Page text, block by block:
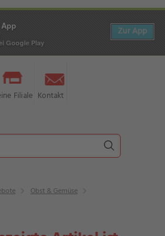
Filiale Kontakt
Obst & Gemüse
App
Google Play
Zur App